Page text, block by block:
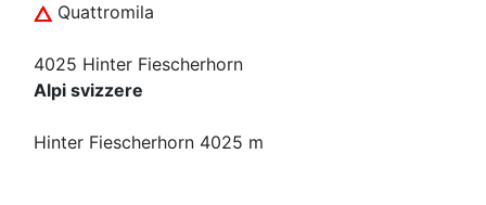
Quattromila
4025 Hinter Fiescherhorn
Alpi svizzere
Hinter Fiescherhorn 4025 m